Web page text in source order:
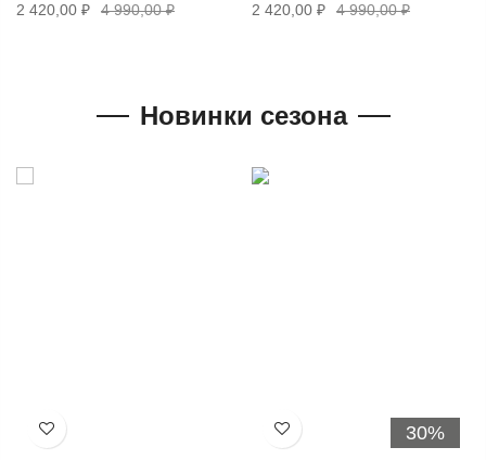
2 420,00 ₽
4 990,00 ₽
2 420,00 ₽
4 990,00 ₽
Новинки сезона
Хочу! 30%
Хочу!